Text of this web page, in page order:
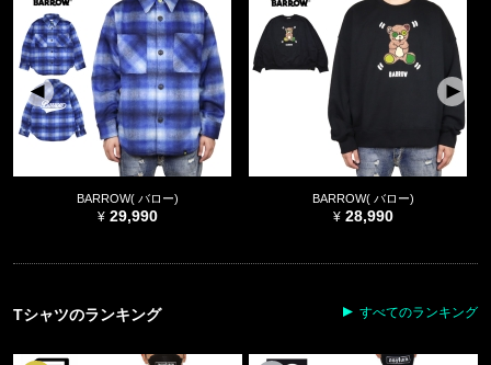
BARROW( バロー)
29,990
BARROW( バロー)
28,990
Tシャツのランキング すべてのランキング